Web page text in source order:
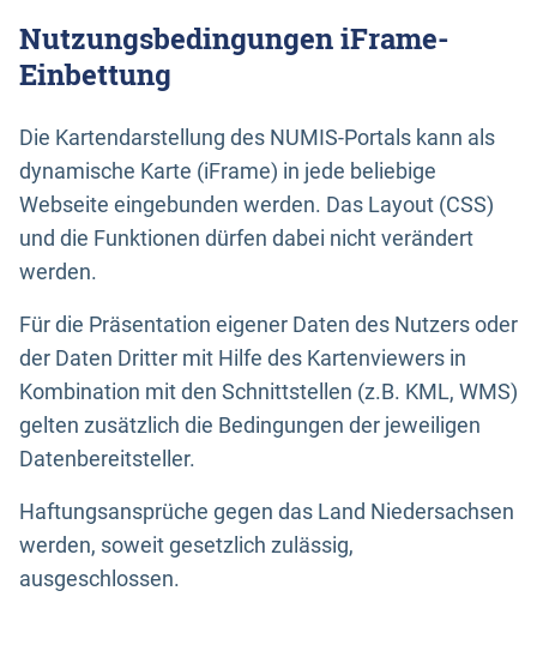
Nutzungsbedingungen iFrame-
Einbettung
Die Kartendarstellung des NUMIS-Portals kann als
dynamische Karte (iFrame) in jede beliebige
Webseite eingebunden werden. Das Layout (CSS)
und die Funktionen dürfen dabei nicht verändert
werden.
Für die Präsentation eigener Daten des Nutzers oder
der Daten Dritter mit Hilfe des Kartenviewers in
Kombination mit den Schnittstellen (z.B. KML, WMS)
gelten zusätzlich die Bedingungen der jeweiligen
Datenbereitsteller.
Haftungsansprüche gegen das Land Niedersachsen
werden, soweit gesetzlich zulässig,
ausgeschlossen.